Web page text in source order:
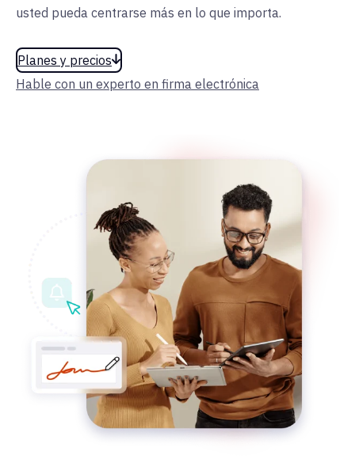
usted pueda centrarse más en lo que importa.
Planes y precios
Hable con un experto en firma electrónica